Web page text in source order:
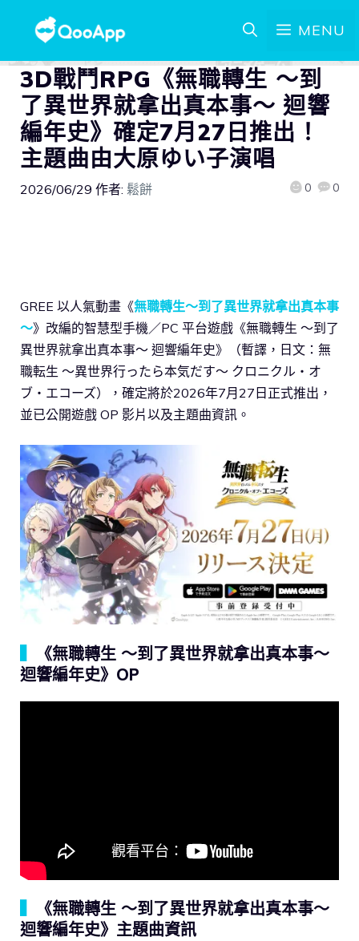
MENU
3D戰鬥RPG《無職轉生 ～到
了異世界就拿出真本事～ 迴響
編年史》確定7月27日推出！
主題曲由大原ゆい子演唱
2026/06/29 作者: 鬆餅 0 0
GREE 以人氣動畫《無職轉生～到了異世界就拿出真本事
～》改編的智慧型手機／PC 平台遊戲《無職轉生 ～到了
異世界就拿出真本事～ 迴響編年史》（暫譯，日文：無
職転生 〜異世界行ったら本気だす〜 クロニクル・オ
ブ・エコーズ），確定將於2026年7月27日正式推出，
並已公開遊戲 OP 影片以及主題曲資訊。
《無職轉生 ～到了異世界就拿出真本事～
迴響編年史》OP
《無職轉生 ～到了異世界就拿出真本事～
迴響編年史》主題曲資訊